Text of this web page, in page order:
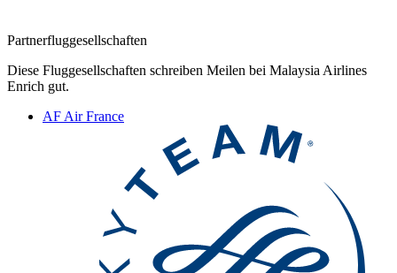
Partnerfluggesellschaften
Diese Fluggesellschaften schreiben Meilen bei Malaysia Airlines
Enrich gut.
AF Air France